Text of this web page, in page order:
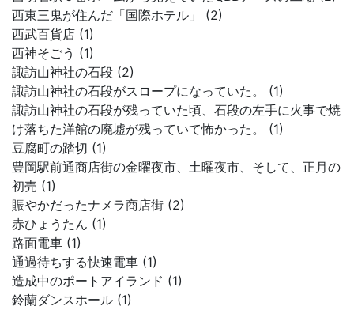
西東三鬼が住んだ「国際ホテル」 (2)
西武百貨店 (1)
西神そごう (1)
諏訪山神社の石段 (2)
諏訪山神社の石段がスロープになっていた。 (1)
諏訪山神社の石段が残っていた頃、石段の左手に火事で焼
け落ちた洋館の廃墟が残っていて怖かった。 (1)
豆腐町の踏切 (1)
豊岡駅前通商店街の金曜夜市、土曜夜市、そして、正月の
初売 (1)
賑やかだったナメラ商店街 (2)
赤ひょうたん (1)
路面電車 (1)
通過待ちする快速電車 (1)
造成中のポートアイランド (1)
鈴蘭ダンスホール (1)